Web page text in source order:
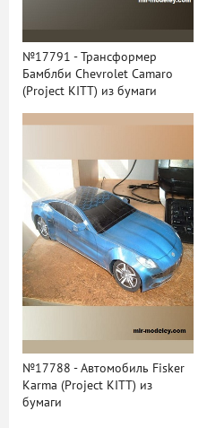
№17791 - Трансформер
Бамблби Chevrolet Camaro
(Project KITT) из бумаги
№17788 - Автомобиль Fisker
Karma (Project KITT) из
бумаги